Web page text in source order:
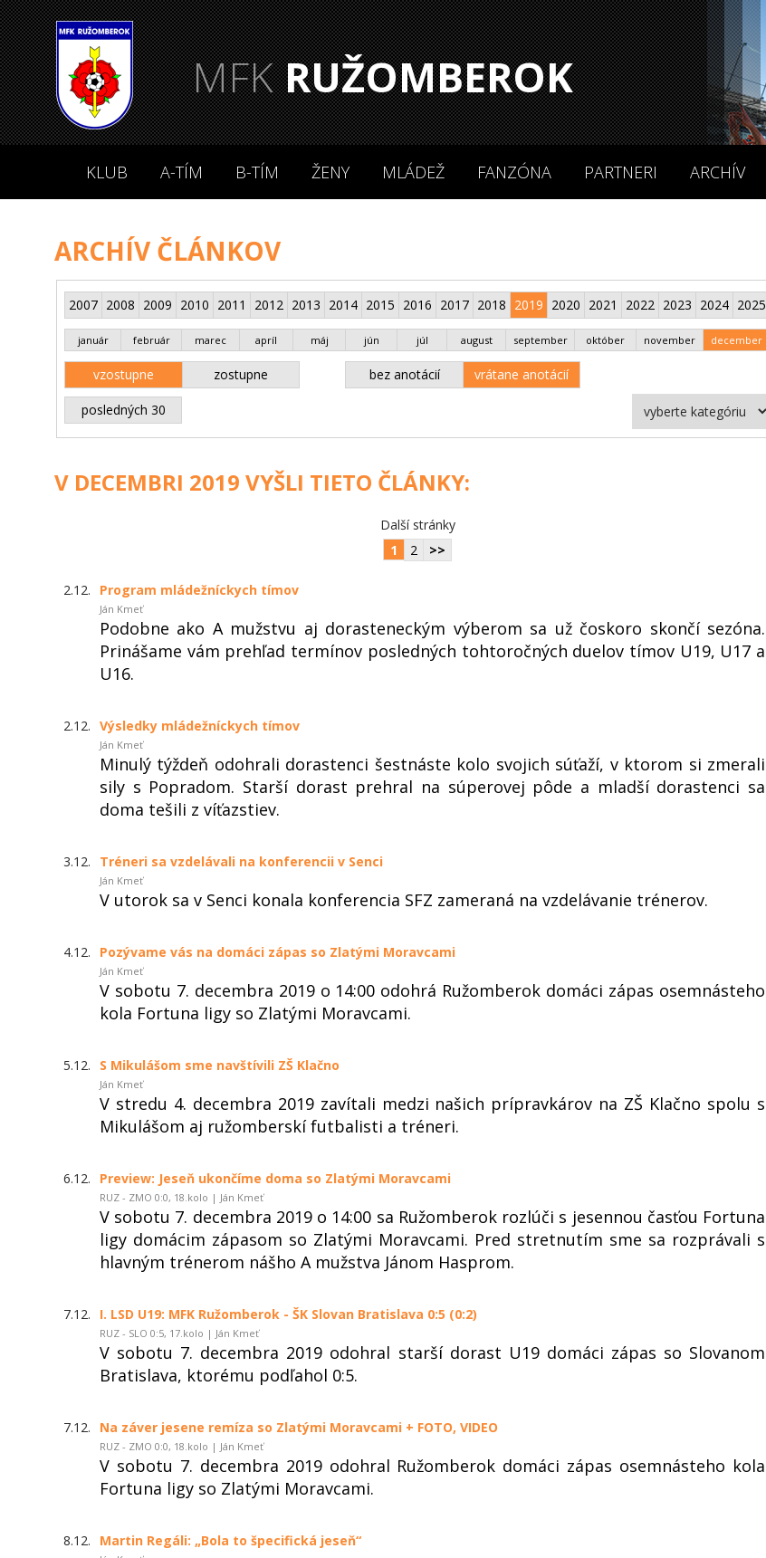
MFKRUŽOMBEROK
KLUB A-TÍM B-TÍM ŽENY MLÁDEŽ FANZÓNA PARTNERI ARCHÍV
ARCHÍV ČLÁNKOV
2007 2008 2009 2010 2011 2012 2013 2014 2015 2016 2017 2018 2019 2020 2021 2022 2023 2024 2025
január február marec apríl máj jún júl august september október november december
vzostupne zostupne bez anotácií vrátane anotácií
posledných 30
V DECEMBRI 2019 VYŠLI TIETO ČLÁNKY:
Další stránky
1
2 >>
2.12. Program mládežníckych tímov
Ján Kmeť
Podobne ako A mužstvu aj dorasteneckým výberom sa už čoskoro skončí sezóna.
Prinášame vám prehľad termínov posledných tohtoročných duelov tímov U19, U17 a
U16.
2.12. Výsledky mládežníckych tímov
Ján Kmeť
Minulý týždeň odohrali dorastenci šestnáste kolo svojich súťaží, v ktorom si zmerali
sily s Popradom. Starší dorast prehral na súperovej pôde a mladší dorastenci sa
doma tešili z víťazstiev.
3.12. Tréneri sa vzdelávali na konferencii v Senci
Ján Kmeť
V utorok sa v Senci konala konferencia SFZ zameraná na vzdelávanie trénerov.
4.12. Pozývame vás na domáci zápas so Zlatými Moravcami
Ján Kmeť
V sobotu 7. decembra 2019 o 14:00 odohrá Ružomberok domáci zápas osemnásteho
kola Fortuna ligy so Zlatými Moravcami.
5.12. S Mikulášom sme navštívili ZŠ Klačno
Ján Kmeť
V stredu 4. decembra 2019 zavítali medzi našich prípravkárov na ZŠ Klačno spolu s
Mikulášom aj ružomberskí futbalisti a tréneri.
6.12. Preview: Jeseň ukončíme doma so Zlatými Moravcami
RUZ - ZMO 0:0, 18.kolo | Ján Kmeť
V sobotu 7. decembra 2019 o 14:00 sa Ružomberok rozlúči s jesennou časťou Fortuna
ligy domácim zápasom so Zlatými Moravcami. Pred stretnutím sme sa rozprávali s
hlavným trénerom nášho A mužstva Jánom Hasprom.
7.12. I. LSD U19: MFK Ružomberok - ŠK Slovan Bratislava 0:5 (0:2)
RUZ - SLO 0:5, 17.kolo | Ján Kmeť
V sobotu 7. decembra 2019 odohral starší dorast U19 domáci zápas so Slovanom
Bratislava, ktorému podľahol 0:5.
7.12. Na záver jesene remíza so Zlatými Moravcami + FOTO, VIDEO
RUZ - ZMO 0:0, 18.kolo | Ján Kmeť
V sobotu 7. decembra 2019 odohral Ružomberok domáci zápas osemnásteho kola
Fortuna ligy so Zlatými Moravcami.
8.12. Martin Regáli: „Bola to špecifická jeseň“